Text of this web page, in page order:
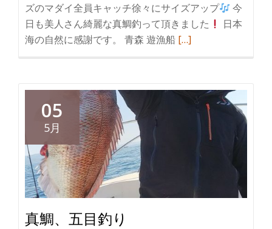
ズのマダイ全員キャッチ徐々にサイズアップ
今
日も美人さん綺麗な真鯛釣って頂きました
日本
海の自然に感謝です。 青森 遊漁船 続
読
り
[…]
05
5月
真鯛、五目釣り